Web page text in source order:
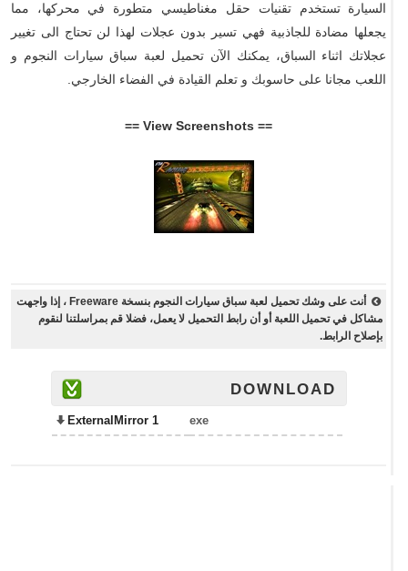
السيارة تستخدم تقنيات حقل مغناطيسي متطورة في محركها، مما
يجعلها مضادة للجاذبية فهي تسير بدون عجلات لهذا لن تحتاج الى تغيير
عجلاتك اثناء السباق، يمكنك الآن تحميل لعبة سباق سيارات النجوم و
اللعب مجانا على حاسوبك و تعلم القيادة في الفضاء الخارجي.
== View Screenshots ==
أنت على وشك تحميل لعبة سباق سيارات النجوم بنسخة Freeware ، إذا واجهت
مشاكل في تحميل اللعبة أو أن رابط التحميل لا يعمل، فضلا قم بمراسلتنا لنقوم
بإصلاح الرابط.
DOWNLOAD
exe
ExternalMirror 1